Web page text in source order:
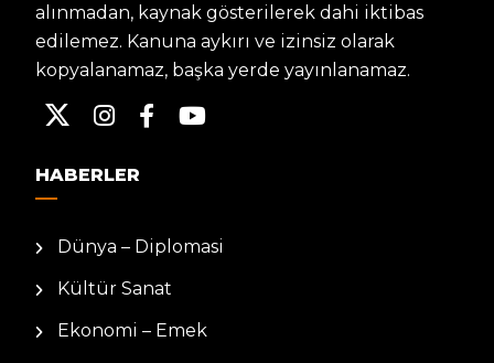
alınmadan, kaynak gösterilerek dahi iktibas
edilemez. Kanuna aykırı ve izinsiz olarak
kopyalanamaz, başka yerde yayınlanamaz.
HABERLER
Dünya – Diplomasi
Kültür Sanat
Ekonomi – Emek